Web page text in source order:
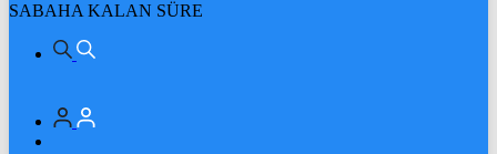
SABAHA KALAN SÜRE